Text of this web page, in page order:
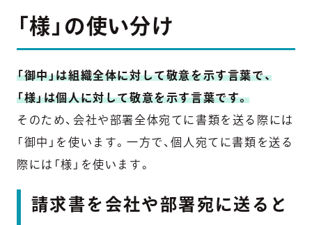
「様」の使い分け
「御中」は組織全体に対して敬意を示す言葉で、
「様」は個人に対して敬意を示す言葉です。
そのため、会社や部署全体宛てに書類を送る際には
「御中」を使います。一方で、個人宛てに書類を送る
際には「様」を使います。
請求書を会社や部署宛に送ると